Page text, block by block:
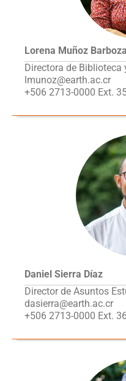
Lorena Muñoz Barboza
Directora de
lmunoz@earth.ac.cr
+506 2713-0000 Ext.
Daniel Sierra Díaz
Director de Asuntos
dasierra@earth.ac.cr
+506 2713-0000 Ext.